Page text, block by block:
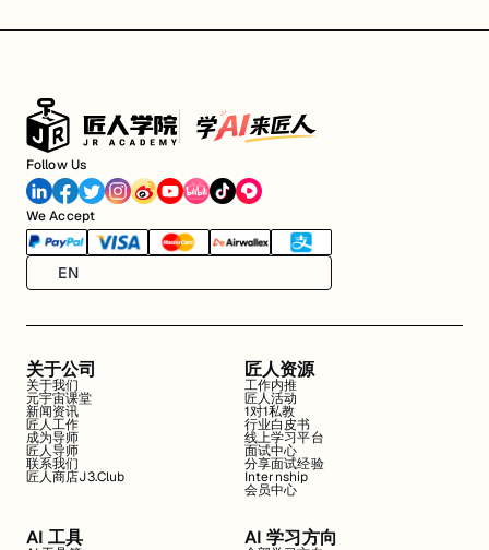
Follow Us
We Accept
EN
关于公司
关于我们
元宇宙课堂
新闻资讯
匠人工作
成为导师
匠人导师
联系我们
匠人商店J3.Club
匠人资源
工作内推
匠人活动
1对1私教
行业白皮书
线上学习平台
面试中心
分享面试经验
Internship
会员中心
AI 工具 AI 学习方向